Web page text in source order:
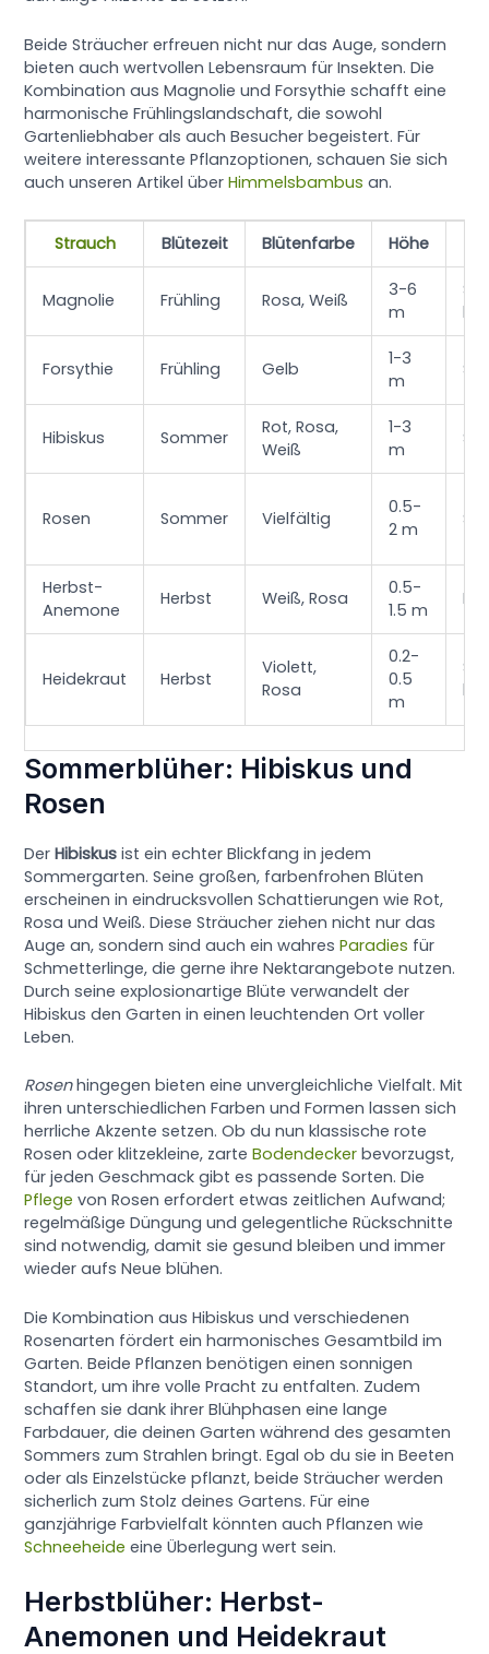
Beide Sträucher erfreuen nicht nur das Auge, sondern
bieten auch wertvollen Lebensraum für Insekten. Die
Kombination aus Magnolie und Forsythie schafft eine
harmonische Frühlingslandschaft, die sowohl
Gartenliebhaber als auch Besucher begeistert. Für
weitere interessante Pflanzoptionen, schauen Sie sich
auch unseren Artikel überHimmelsbambus an.
Strauch Blütezeit Blütenfarbe Höhe
Magnolie Frühling Rosa, Weiß
3-6
m
Forsythie Frühling Gelb
1-3
m
Hibiskus Sommer
Rot, Rosa,
Weiß
1-3
m
Rosen Sommer Vielfältig
0.5-
2 m
Herbst-
Anemone
Herbst Weiß, Rosa
0.5-
1.5 m
Heidekraut Herbst
Violett,
Rosa
0.2-
0.5
m
Sommerblüher: Hibiskus und
Rosen
DerHibiskus ist ein echter Blickfang in jedem
Sommergarten. Seine großen, farbenfrohen Blüten
erscheinen in eindrucksvollen Schattierungen wie Rot,
Rosa und Weiß. Diese Sträucher ziehen nicht nur das
Auge an, sondern sind auch ein wahresParadies für
Schmetterlinge, die gerne ihre Nektarangebote nutzen.
Durch seine explosionartige Blüte verwandelt der
Hibiskus den Garten in einen leuchtenden Ort voller
Leben.
Rosenhingegen bieten eine unvergleichliche Vielfalt. Mit
ihren unterschiedlichen Farben und Formen lassen sich
herrliche Akzente setzen. Ob du nun klassische rote
Rosen oder klitzekleine, zarteBodendecker bevorzugst,
für jeden Geschmack gibt es passende Sorten. Die
Pflege von Rosen erfordert etwas zeitlichen Aufwand;
regelmäßige Düngung und gelegentliche Rückschnitte
sind notwendig, damit sie gesund bleiben und immer
wieder aufs Neue blühen.
Die Kombination aus Hibiskus und verschiedenen
Rosenarten fördert ein harmonisches Gesamtbild im
Garten. Beide Pflanzen benötigen einen sonnigen
Standort, um ihre volle Pracht zu entfalten. Zudem
schaffen sie dank ihrer Blühphasen eine lange
Farbdauer, die deinen Garten während des gesamten
Sommers zum Strahlen bringt. Egal ob du sie in Beeten
oder als Einzelstücke pflanzt, beide Sträucher werden
sicherlich zum Stolz deines Gartens. Für eine
ganzjährige Farbvielfalt könnten auch Pflanzen wie
Schneeheide eine Überlegung wert sein.
Herbstblüher: Herbst-
Anemonen und Heidekraut